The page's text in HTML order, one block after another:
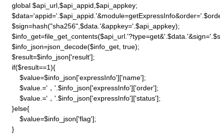
    global $api_url,$api_appid,$api_appkey;
    $sign=hash("sha256",$data.'&appkey='.$api_appkey);
    $info_json=json_decode($info_get, true);
    $result=$info_json['result'];
    if($result==1){
        $value=$info_json['expressInfo']['name'];
        $value.='，'.$info_json['expressInfo']['order'];
        $value.='，'.$info_json['expressInfo']['status'];
    }else{
        $value=$info_json['flag'];
    }